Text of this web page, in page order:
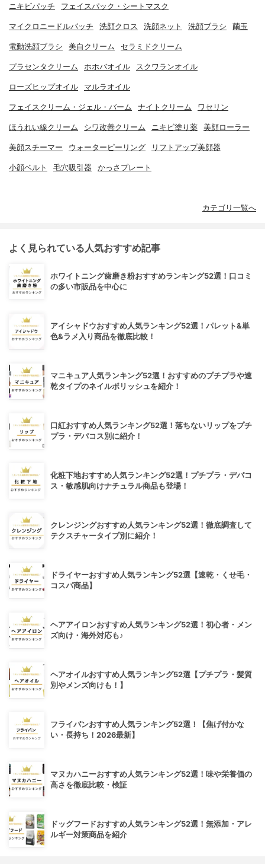
ニキビパッチ フェイスパック・シートマスク
マイクロニードルパッチ 洗顔クロス 洗顔ネット 洗顔ブラシ 繭玉
電動洗顔ブラシ 美白クリーム セラミドクリーム
プラセンタクリーム ホホバオイル スクワランオイル
ローズヒップオイル マルラオイル
フェイスクリーム・ジェル・バーム ナイトクリーム ワセリン
ほうれい線クリーム シワ改善クリーム ニキビ塗り薬 美顔ローラー
美顔スチーマー ウォーターピーリング リフトアップ美顔器
小顔ベルト 毛穴吸引器 かっさプレート
カテゴリ一覧へ
よく見られている人気おすすめ記事
ホワイトニング歯磨き粉おすすめランキング52選！口コミ
の多い市販品を中心に
アイシャドウおすすめ人気ランキング52選！パレット&単
色&ラメ入り商品を徹底比較！
マニキュア人気ランキング52選！おすすめのプチプラや速
乾タイプのネイルポリッシュを紹介！
口紅おすすめ人気ランキング52選！落ちないリップをプチ
プラ・デパコス別に紹介！
化粧下地おすすめ人気ランキング52選！プチプラ・デパコ
ス・敏感肌向けナチュラル商品も登場！
クレンジングおすすめ人気ランキング52選！徹底調査して
テクスチャータイプ別に紹介！
ドライヤーおすすめ人気ランキング52選【速乾・くせ毛・
コスパ商品】
ヘアアイロンおすすめ人気ランキング52選！初心者・メン
ズ向け・海外対応も♪
ヘアオイルおすすめ人気ランキング52選【プチプラ・髪質
別やメンズ向けも！】
フライパンおすすめ人気ランキング52選！【焦げ付かな
い・長持ち！2026最新】
マヌカハニーおすすめ人気ランキング52選！味や栄養価の
高さを徹底比較・検証
ドッグフードおすすめ人気ランキング52選！無添加・アレ
ルギー対策商品を紹介